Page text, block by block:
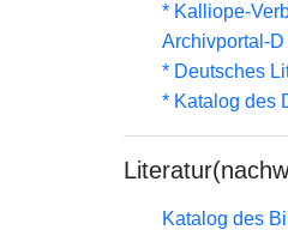
* Kalliope-
Archivportal-D
* Deutsches
* Katalog des
Katalog des